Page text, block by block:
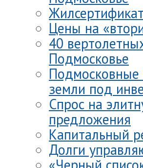
Цены на
40
Подмосковье
Подмосковные
земли под
Спрос на
предложения
Капитальный
Долги